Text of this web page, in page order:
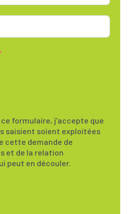
formulaire, j'accepte que
saisient soient exploitées
cette demande de
et de la relation
peut en découler.